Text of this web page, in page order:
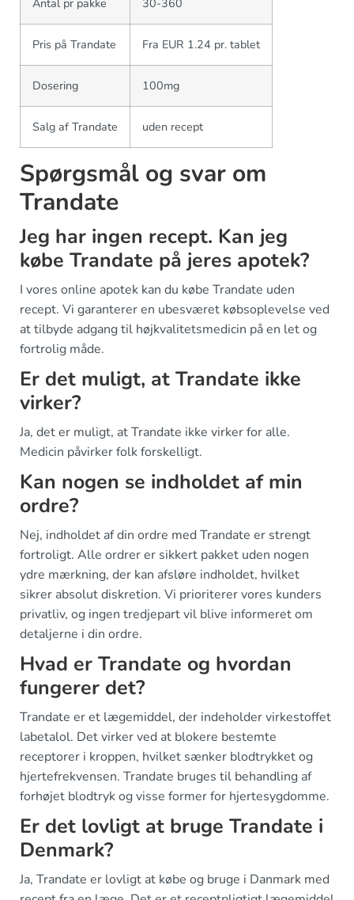
Pris på Trandate Fra EUR 1.24 pr. tablet
Dosering 100mg
Salg af Trandate uden recept
Spørgsmål og svar om
Trandate
Jeg har ingen recept. Kan jeg
købe Trandate på jeres apotek?
I vores online apotek kan du købe Trandate uden
recept. Vi garanterer en ubesværet købsoplevelse ved
at tilbyde adgang til højkvalitetsmedicin på en let og
fortrolig måde.
Er det muligt, at Trandate ikke
virker?
Ja, det er muligt, at Trandate ikke virker for alle.
Medicin påvirker folk forskelligt.
Kan nogen se indholdet af min
ordre?
Nej, indholdet af din ordre med Trandate er strengt
fortroligt. Alle ordrer er sikkert pakket uden nogen
ydre mærkning, der kan afsløre indholdet, hvilket
sikrer absolut diskretion. Vi prioriterer vores kunders
privatliv, og ingen tredjepart vil blive informeret om
detaljerne i din ordre.
Hvad er Trandate og hvordan
fungerer det?
Trandate er et lægemiddel, der indeholder virkestoffet
labetalol. Det virker ved at blokere bestemte
receptorer i kroppen, hvilket sænker blodtrykket og
hjertefrekvensen. Trandate bruges til behandling af
forhøjet blodtryk og visse former for hjertesygdomme.
Er det lovligt at bruge Trandate i
Denmark?
Ja, Trandate er lovligt at købe og bruge i Danmark med